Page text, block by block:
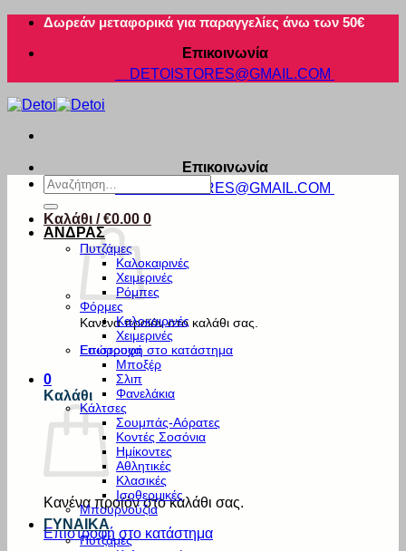
Μετάβαση
περιεχόμενο
Δωρεάν μεταφορικά για παραγγελίες άνω των 50€
Επικοινωνία
DETOISTORES@GMAIL.COM
Επικοινωνία
DETOISTORES@GMAIL.COM
Καλάθι /€0.00 0
Κανένα προϊόν στο καλάθι σας.
Επιστροφή στο κατάστημα
0
Καλάθι
Κανένα προϊόν στο καλάθι σας.
Επιστροφή στο κατάστημα
Αναζήτηση
για:
ΑΝΔΡΑΣ
Πυτζάμες
Καλοκαιρινές
Χειμερινές
Ρόμπες
Φόρμες
Καλοκαιρινές
Χειμερινές
Εσώρουχα
Μποξέρ
Σλιπ
Φανελάκια
Κάλτσες
Σουμπάς-Αόρατες
Κοντές Σοσόνια
Ημίκοντες
Αθλητικές
Κλασικές
Ισοθερμικές
Μπουρνούζια
ΓΥΝΑΙΚΑ
Πυτζάμες